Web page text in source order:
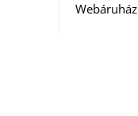
Webáruház